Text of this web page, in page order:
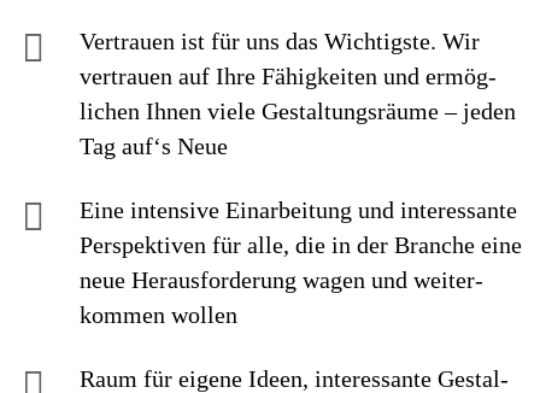
Vertrauen ist für uns das Wichtigste. Wir
vertrauen auf Ihre Fähig­keiten und ermög­
lichen Ihnen viele Gestaltungs­räume – jeden
Tag auf‘s Neue
Eine intensive Einarbei­tung und interes­sante
Perspek­tiven für alle, die in der Branche eine
neue Heraus­forderung wagen und weiter­
kommen wollen
Raum für eigene Ideen, inte­res­sante Ge­stal­